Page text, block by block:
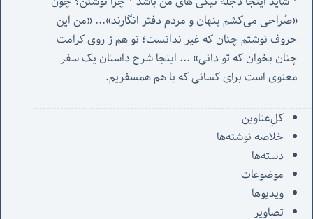
«صُراحی می‌کشم پنهان‌ و مردم‌ دفتر انگارند»... «
چنان بخوان که تو دانی» ...
معنوی است برای کسانی که با هم همسفریم.
کل‌ِعناوین
خلاصه نوشته‌ها
دسته‌ها
موضوعات
ویدیوها
تصاویر